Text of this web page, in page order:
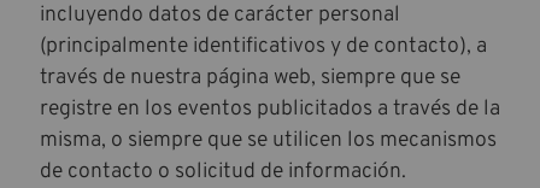
incluyendo datos de carácter personal
(principalmente identificativos y de contacto), a
través de nuestra página web, siempre que se
registre en los eventos publicitados a través de la
misma, o siempre que se utilicen los mecanismos
de contacto o solicitud de información.